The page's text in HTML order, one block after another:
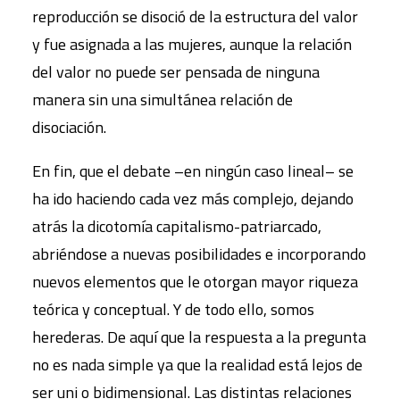
reproducción se disoció de la estructura del valor
y fue asignada a las mujeres, aunque la relación
del valor no puede ser pensada de ninguna
manera sin una simultánea relación de
disociación.
En fin, que el debate –en ningún caso lineal– se
ha ido haciendo cada vez más complejo, dejando
atrás la dicotomía capitalismo-patriarcado,
abriéndose a nuevas posibilidades e incorporando
nuevos elementos que le otorgan mayor riqueza
teórica y conceptual. Y de todo ello, somos
herederas. De aquí que la respuesta a la pregunta
no es nada simple ya que la realidad está lejos de
ser uni o bidimensional. Las distintas relaciones